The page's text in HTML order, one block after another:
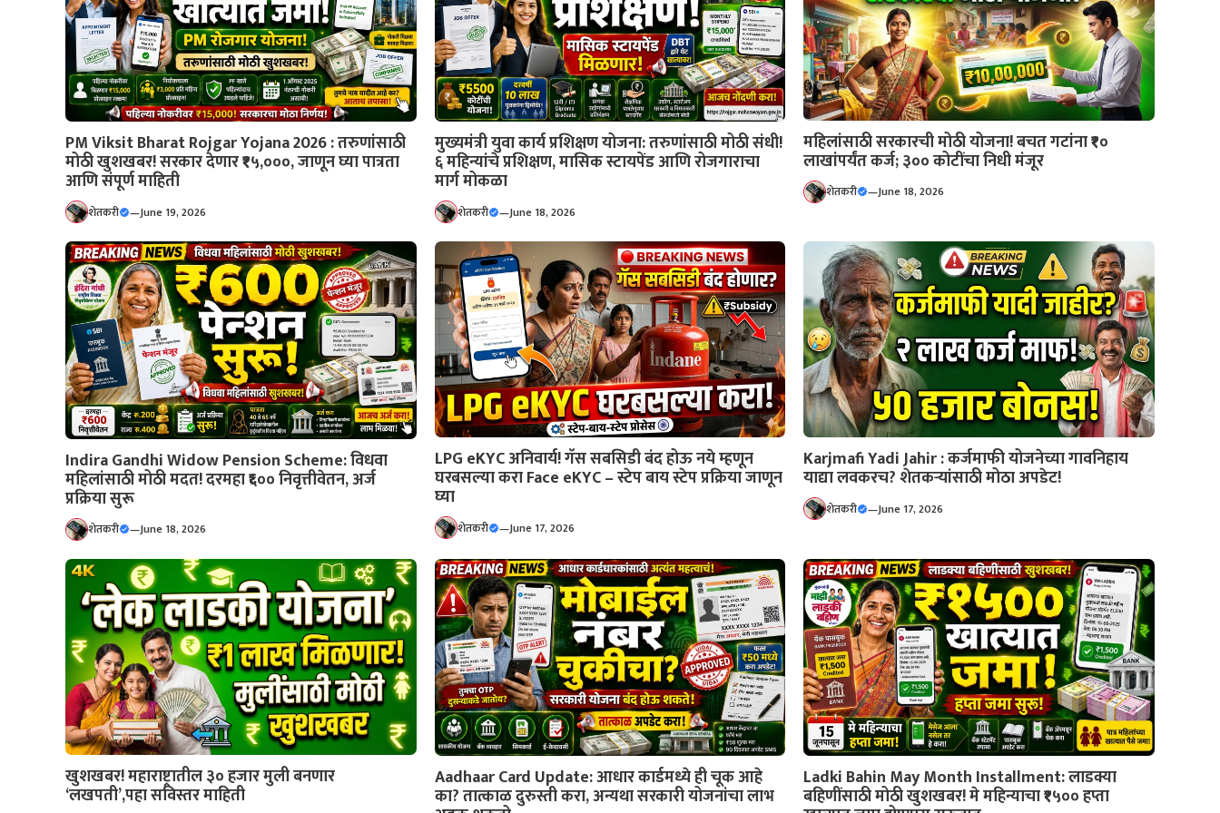
PM Viksit Bharat Rojgar Yojana 2026 : तरुणांसाठी
मोठी खुशखबर! सरकार देणार ₹१५,०००, जाणून घ्या पात्रता
आणि संपूर्ण माहिती
शेतकरी —June 19, 2026
मुख्यमंत्री युवा कार्य प्रशिक्षण योजना: तरुणांसाठी मोठी संधी!
६ महिन्यांचे प्रशिक्षण, मासिक स्टायपेंड आणि रोजगाराचा
मार्ग मोकळा
शेतकरी —June 18, 2026
महिलांसाठी सरकारची मोठी योजना! बचत गटांना ₹१०
लाखांपर्यंत कर्ज; ३०० कोटींचा निधी मंजूर
शेतकरी —June 18, 2026
Indira Gandhi Widow Pension Scheme: विधवा
महिलांसाठी मोठी मदत! दरमहा ₹६०० निवृत्तीवेतन, अर्ज
प्रक्रिया सुरू
शेतकरी —June 18, 2026
LPG eKYC अनिवार्य! गॅस सबसिडी बंद होऊ नये म्हणून
घरबसल्या करा Face eKYC – स्टेप बाय स्टेप प्रक्रिया जाणून
घ्या
शेतकरी —June 17, 2026
Karjmafi Yadi Jahir : कर्जमाफी योजनेच्या गावनिहाय
याद्या लवकरच? शेतकऱ्यांसाठी मोठा अपडेट!
शेतकरी —June 17, 2026
खुशखबर! महाराष्ट्रातील ३० हजार मुली बनणार
‘लखपती’,पहा सविस्तर माहिती
Aadhaar Card Update: आधार कार्डमध्ये ही चूक आहे
का? तात्काळ दुरुस्ती करा, अन्यथा सरकारी योजनांचा लाभ
Ladki Bahin May Month Installment: लाडक्या
बहिणींसाठी मोठी खुशखबर! मे महिन्याचा ₹१५०० हप्ता